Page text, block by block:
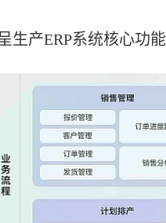
生产ERP系统核心功